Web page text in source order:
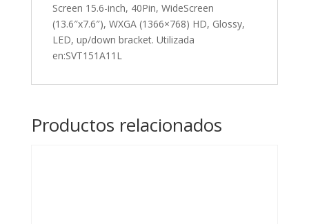
up/down
bracket.
Utilizada
en:SVT151A11L
Screen 15.6-inch, 40Pin, WideScreen
(13.6″x7.6″), WXGA (1366×768) HD, Glossy,
LED, up/down bracket. Utilizada
en:SVT151A11L
Productos relacionados